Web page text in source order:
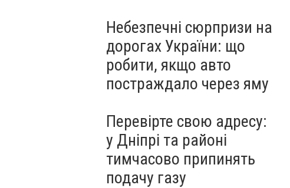
Небезпечні сюрпризи на
дорогах України: що
робити, якщо авто
постраждало через яму
Перевірте свою адресу:
у Дніпрі та районі
тимчасово припинять
подачу газу